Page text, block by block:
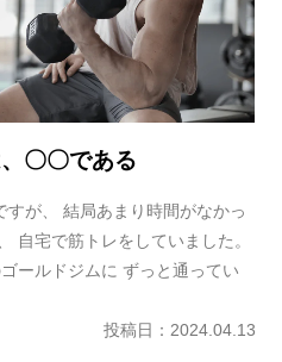
〇〇である
が、 結局あまり時間がなかっ
自宅で筋トレをしていました。
ールドジムに ずっと通ってい
投稿日：2024.04.13